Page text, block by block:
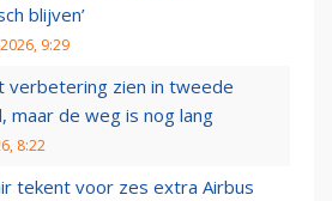
blijven’
9:29
verbetering zien in tweede
maar de weg is nog lang
8:22
tekent voor zes extra Airbus